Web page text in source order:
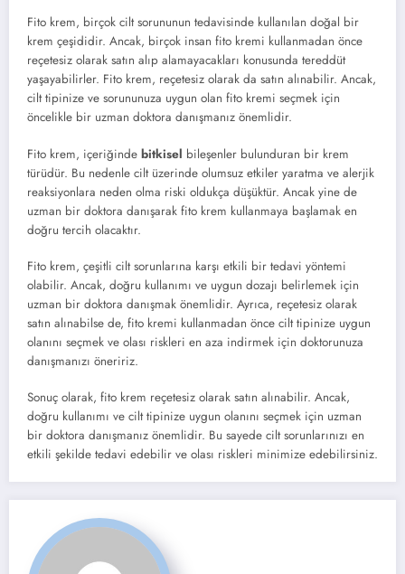
Fito krem, birçok cilt sorununun tedavisinde kullanılan doğal bir
krem çeşididir. Ancak, birçok insan fito kremi kullanmadan önce
reçetesiz olarak satın alıp alamayacakları konusunda tereddüt
yaşayabilirler. Fito krem, reçetesiz olarak da satın alınabilir. Ancak,
cilt tipinize ve sorununuza uygun olan fito kremi seçmek için
öncelikle bir uzman doktora danışmanız önemlidir.
Fito krem, içeriğinde bitkisel bileşenler bulunduran bir krem
türüdür. Bu nedenle cilt üzerinde olumsuz etkiler yaratma ve alerjik
reaksiyonlara neden olma riski oldukça düşüktür. Ancak yine de
uzman bir doktora danışarak fito krem kullanmaya başlamak en
doğru tercih olacaktır.
Fito krem, çeşitli cilt sorunlarına karşı etkili bir tedavi yöntemi
olabilir. Ancak, doğru kullanımı ve uygun dozajı belirlemek için
uzman bir doktora danışmak önemlidir. Ayrıca, reçetesiz olarak
satın alınabilse de, fito kremi kullanmadan önce cilt tipinize uygun
olanını seçmek ve olası riskleri en aza indirmek için doktorunuza
danışmanızı öneririz.
Sonuç olarak, fito krem reçetesiz olarak satın alınabilir. Ancak,
doğru kullanımı ve cilt tipinize uygun olanını seçmek için uzman
bir doktora danışmanız önemlidir. Bu sayede cilt sorunlarınızı en
etkili şekilde tedavi edebilir ve olası riskleri minimize edebilirsiniz.